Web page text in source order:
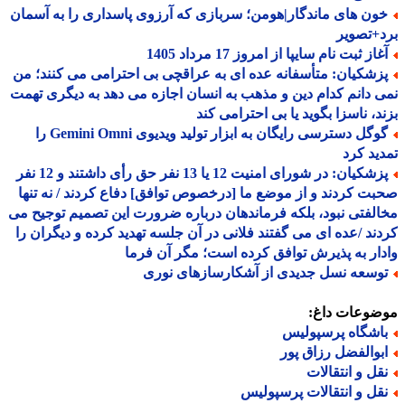
های ماندگار|هومن؛ سربازی که آرزوی پاسداری را به آسمان
ثبت نام سایپا از امروز 17 مرداد 1405
متأسفانه عده ای به عراقچی بی احترامی می کنند؛ من
دانم کدام دین و مذهب به انسان اجازه می دهد به دیگری تهمت
ناسزا بگوید یا بی احترامی کند
گوگل دسترسی رایگان به ابزار تولید ویدیوی Gemini Omni را
کرد
پزشکیان: در شورای امنیت 12 یا 13 نفر حق رأی داشتند و 12 نفر
کردند و از موضع ما [درخصوص توافق] دفاع کردند / نه تنها
نبود، بلکه فرماندهان درباره ضرورت این تصمیم توجیح می
/عده ای می گفتند فلانی در آن جلسه تهدید کرده و دیگران را
به پذیرش توافق کرده است؛ مگر آن فرما
نسل جدیدی از آشکارسازهای نوری
داغ:
پرسپولیس
رزاق پور
و انتقالات
و انتقالات پرسپولیس